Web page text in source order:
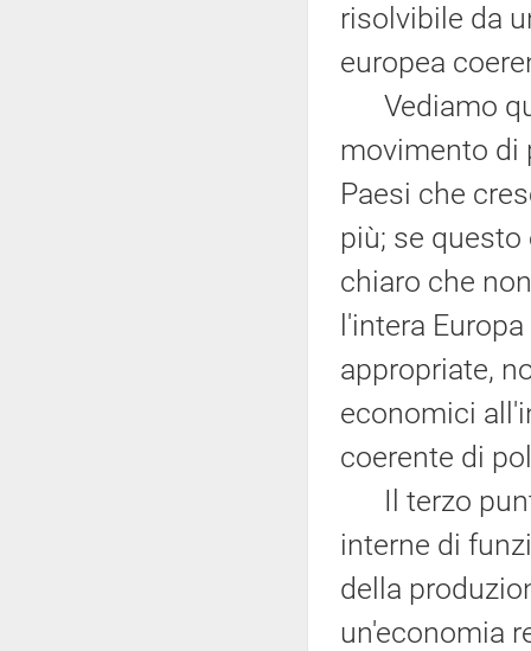
risolvibile da
europea
Vediamo
movimento di
Paesi che
più; se
chiaro che
l'intera
appropriate,
economici
coerente di
Il terzo
interne di
della
un'economia